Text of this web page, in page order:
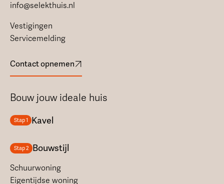
info@selekthuis.nl
Vestigingen
Servicemelding
Contact opnemen
Bouw jouw ideale huis
Stap 1 Kavel
Stap 2 Bouwstijl
Schuurwoning
Eigentijdse woning